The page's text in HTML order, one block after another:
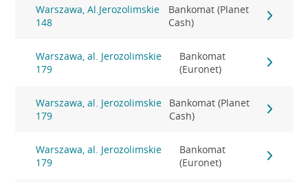
Warszawa, Al.Jerozolimskie
148
Bankomat (Planet
Cash)
Warszawa, al. Jerozolimskie
179
Bankomat
(Euronet)
Warszawa, al. Jerozolimskie
179
Bankomat (Planet
Cash)
Warszawa, al. Jerozolimskie
179
Bankomat
(Euronet)